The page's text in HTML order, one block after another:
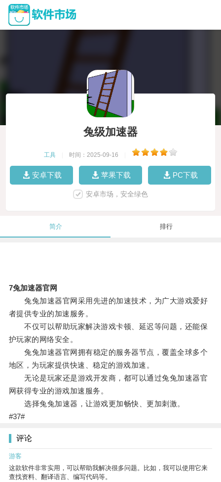
兔级加速器
工具 时间：2025-09-16
安卓下载 苹果下载 PC下载
安卓市场，安全绿色
简介 排行
7兔加速器官网
兔兔加速器官网采用先进的加速技术，为广大游戏爱好
者提供专业的加速服务。
不仅可以帮助玩家解决游戏卡顿、延迟等问题，还能保
护玩家的网络安全。
兔兔加速器官网拥有稳定的服务器节点，覆盖全球多个
地区，为玩家提供快速、稳定的游戏加速。
无论是玩家还是游戏开发商，都可以通过兔兔加速器官
网获得专业的游戏加速服务。
选择兔兔加速器，让游戏更加畅快、更加刺激。
#37#
评论
游客
这款软件非常实用，可以帮助我解决很多问题。比如，我可以使用它来
查找资料、翻译语言、编写代码等。